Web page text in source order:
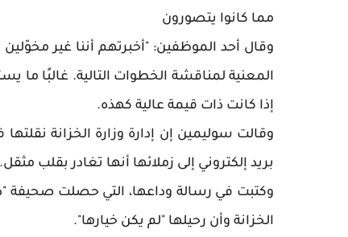
مما كانوا يتصورون
وقال أحد الموظفين: "أخبرتهم أننا غير
المعنية لمناقشة الخطوات التالية. غالبًا
إذا كانت ذات قيمة عالية كهذه.
بريد إلكتروني إلى زملائها أنها تغادر بقلب مثقل.
وكتبت في رسالة وداعها، التي حصلت صحيفة
الخزانة وأن رحيلها "لم يكن خيارها".